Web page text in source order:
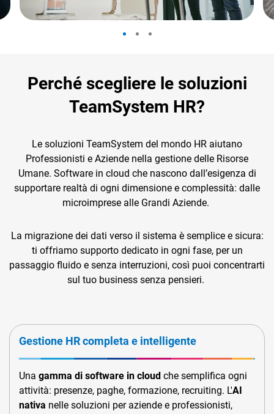
Perché scegliere le soluzioni
TeamSystem HR?
Le soluzioni TeamSystem del mondo HR aiutano
Professionisti e Aziende nella gestione delle Risorse
Umane. Software in cloud che nascono dall’esigenza di
supportare realtà di ogni dimensione e complessità: dalle
microimprese alle Grandi Aziende.
La migrazione dei dati verso il sistema è semplice e sicura:
ti offriamo supporto dedicato in ogni fase, per un
passaggio fluido e senza interruzioni, così puoi concentrarti
sul tuo business senza pensieri.
Gestione HR completa e intelligente
Una gamma di software in cloud che semplifica ogni
attività: presenze, paghe, formazione, recruiting. L'AI
nativa nelle soluzioni per aziende e professionisti,